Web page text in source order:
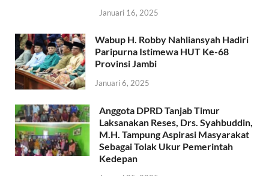
Januari 16, 2025
Wabup H. Robby Nahliansyah Hadiri
Paripurna Istimewa HUT Ke-68
Provinsi Jambi
Januari 6, 2025
Anggota DPRD Tanjab Timur
Laksanakan Reses, Drs. Syahbuddin,
M.H. Tampung Aspirasi Masyarakat
Sebagai Tolak Ukur Pemerintah
Kedepan